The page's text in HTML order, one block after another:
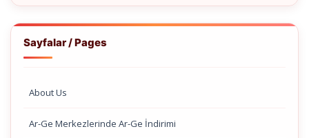
Sayfalar / Pages
About Us
Ar-Ge Merkezlerinde Ar-Ge İndirimi